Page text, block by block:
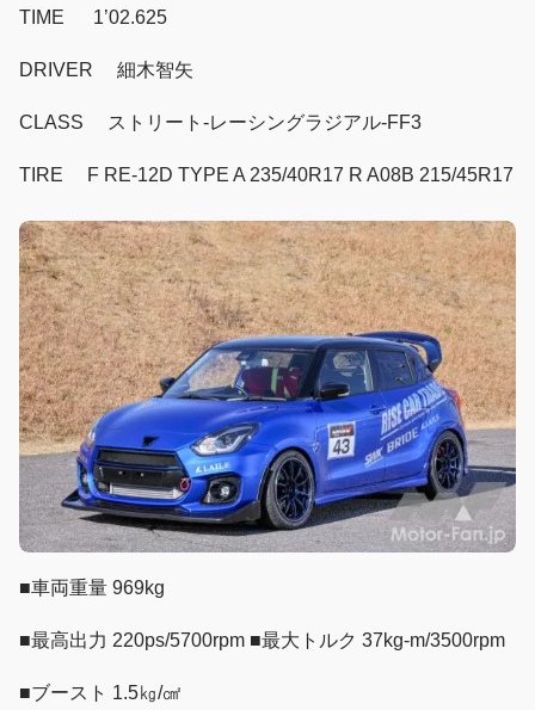
TIME 1’02.625
DRIVER 細木智矢
CLASS ストリート-レーシングラジアル-FF3
TIRE F RE-12D TYPE A 235/40R17 R A08B 215/45R17
■車両重量 969kg
■最高出力 220ps/5700rpm ■最大トルク 37kg-m/3500rpm
■ブースト 1.5㎏/㎠